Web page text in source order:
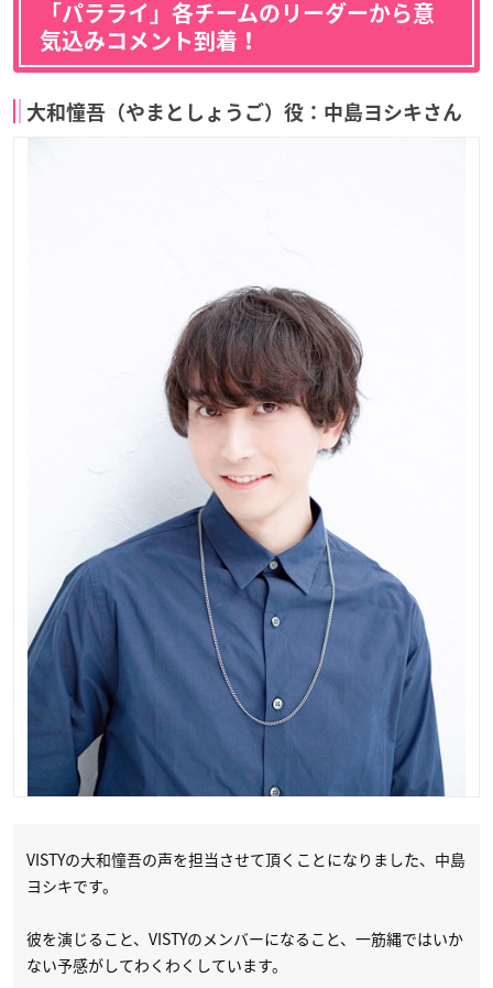
「パラライ」各チームのリーダーから意
気込みコメント到着！
大和憧吾（やまとしょうご）役：中島ヨシキさん
VISTYの大和憧吾の声を担当させて頂くことになりました、中島
ヨシキです。
彼を演じること、VISTYのメンバーになること、一筋縄ではいか
ない予感がしてわくわくしています。